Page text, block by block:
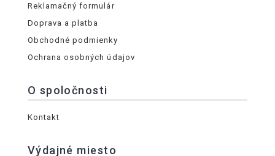
Reklamačný formulár
Doprava a platba
Obchodné podmienky
Ochrana osobných údajov
O spoločnosti
Kontakt
Výdajné miesto